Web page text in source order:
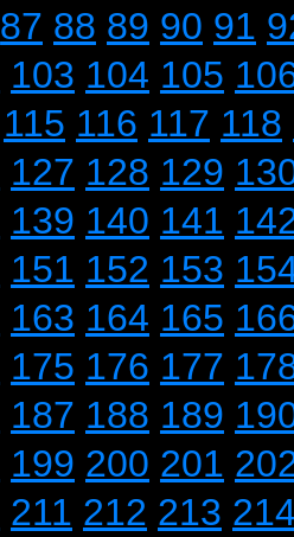
87 88 89 90 91
103 104 105
115 116 117 118
127 128 129
139 140 141
151 152 153
163 164 165
175 176 177
187 188 189
199 200 201
211 212 213